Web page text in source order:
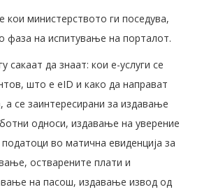
кои министерството ги поседува,
фаза на испитување на порталот.
сакаат да знаат: кои е-услуги се
што е eID и како да направат
а се заинтересирани за издавање
односи, издавање на уверение
во матична евиденција за
остварените плати и
на пасош, издавање извод од